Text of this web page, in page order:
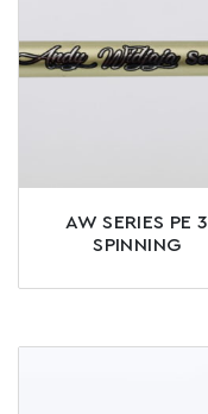
AW SERIES PE 3
SPINNING